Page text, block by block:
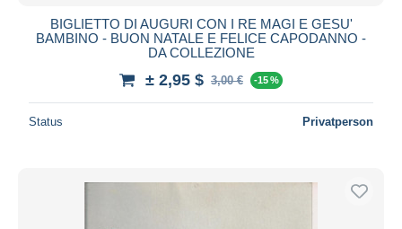
BIGLIETTO DI AUGURI CON I RE MAGI E GESU'
BAMBINO - BUON NATALE E FELICE CAPODANNO -
DA COLLEZIONE
± 2,95 $ 3,00 € -15 %
Status Privatperson